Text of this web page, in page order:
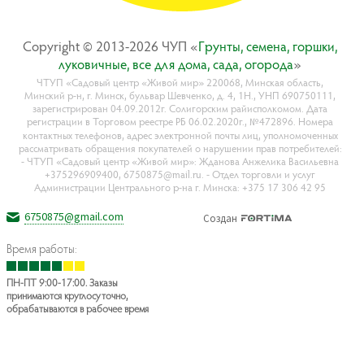
Copyright © 2013-2026 ЧУП «Гpyнты, ceмeнa, гopшки,
лyкoвичныe, вce для дoмa, caдa, oгopoдa»
ЧТУП «Садовый центр «Живой мир» 220068, Минская область,
Минский р-н, г. Минск, бульвар Шевченко, д. 4, 1Н., УНП 690750111,
зарегистрирован 04.09.2012г. Солигорским райисполкомом. Дата
регистрации в Торговом реестре РБ 06.02.2020г., №472896. Номера
контактных телефонов, адрес электронной почты лиц, уполномоченных
рассматривать обращения покупателей о нарушении прав потребителей:
- ЧТУП «Садовый центр «Живой мир»: Жданова Анжелика Васильевна
+375296909400, 6750875@mail.ru. - Отдел торговли и услуг
Администрации Центрального р-на г. Минска: +375 17 306 42 95
6750875@gmail.com
Время работы:
ПН-ПТ 9:00-17:00. Заказы
принимаются круглосуточно,
обрабатываются в рабочее время
Создан